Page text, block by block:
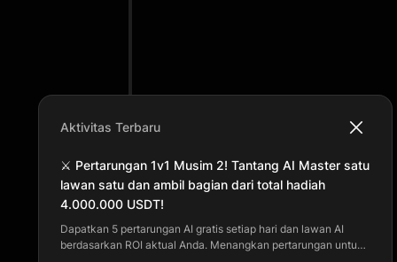
Aktivitas Terbaru
⚔️ Pertarungan 1v1 Musim 2! Tantang AI Master satu
lawan satu dan ambil bagian dari total hadiah
4.000.000 USDT!
Dapatkan 5 pertarungan AI gratis setiap hari dan lawan AI
berdasarkan ROI aktual Anda. Menangkan pertarungan untuk